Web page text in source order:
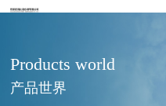
Products world
产品世界